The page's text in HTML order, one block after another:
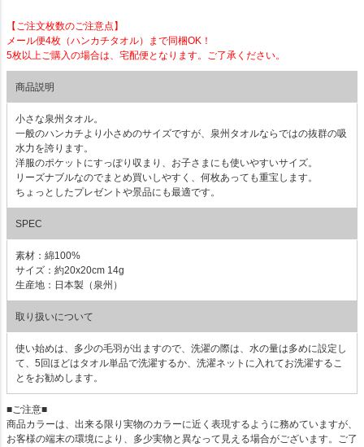
【ご注文枚数のご注意点】
メール便4枚（ハンカチタオル）まで同梱OK！
5枚以上ご購入の場合は、宅配便となります。ご了承ください。
商品説明
小さな泉州タオル。
一般のハンカチより小さめのサイズですが、泉州タオルならではの抜群の吸
水力を誇ります。
洋服のポケットにすっぽり収まり、お子さまにも使いやすいサイズ。
リーズナブルなのでまとめ買いしやすく、何枚あっても重宝します。
ちょっとしたプレゼントや景品にも最適です。
SPEC
素材：綿100%
サイズ：約20x20cm 14g
生産地：日本製（泉州）
取り扱いについて
使い始めは、多少の毛羽が出ますので、洗濯の際は、水の量は多めに設定し
て、5回ほどはタオル単品で洗濯するか、洗濯ネットに入れてお洗濯するこ
とをお勧めします。
■ご注意■
商品カラーは、出来る限り実物のカラーに近く表現するように務めていますが、
お客様の端末の環境により、多少実物と異なって見える場合がございます。ご了